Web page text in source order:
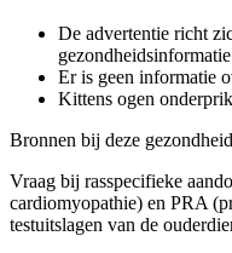
De advertentie richt
Er is geen informatie
Kittens ogen
Bronnen bij deze
Vraag bij rasspecifieke
cardiomyopathie) en PRA
testuitslagen van de